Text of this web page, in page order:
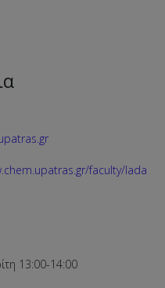
faculty/lada
13:00-14:00